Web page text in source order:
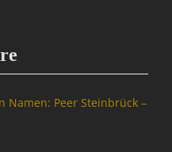
Namen: Peer Steinbrück –